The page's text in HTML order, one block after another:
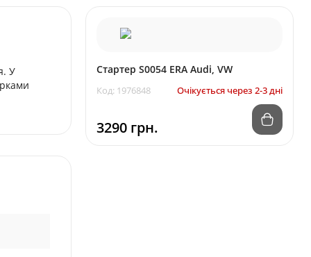
У
Стартер S0054 ERA Audi, VW
Код: 1976848 Очікується через 2-3 дні
3290 грн.